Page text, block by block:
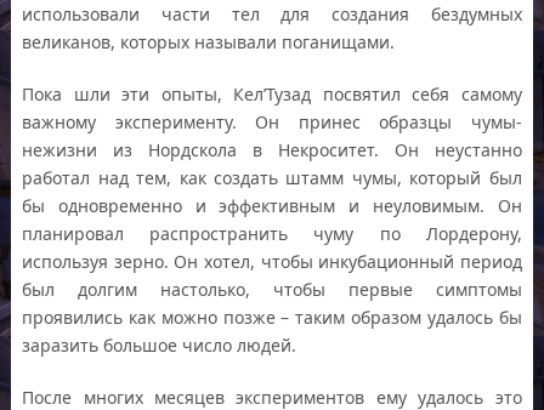
использовали части тел для создания бездумных
великанов, которых называли поганищами.
Пока шли эти опыты, Кел’Тузад посвятил себя самому
важному эксперименту. Он принес образцы чумы-
нежизни из Нордскола в Некроситет. Он неустанно
работал над тем, как создать штамм чумы, который был
бы одновременно и эффективным и неуловимым. Он
планировал распространить чуму по Лордерону,
используя зерно. Он хотел, чтобы инкубационный период
был долгим настолько, чтобы первые симптомы
проявились как можно позже – таким образом удалось бы
заразить большое число людей.
После многих месяцев экспериментов ему удалось это